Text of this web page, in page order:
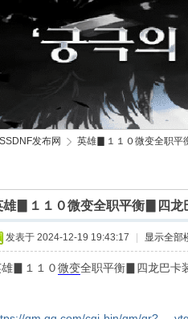
发布网
›
英雄▊１１０微变全职平
雄▊１１０微变全职平衡▊四
发表于 2024-12-19 19:43:17 显示全部
雄▊１１０微变全职平衡▊四龙巴